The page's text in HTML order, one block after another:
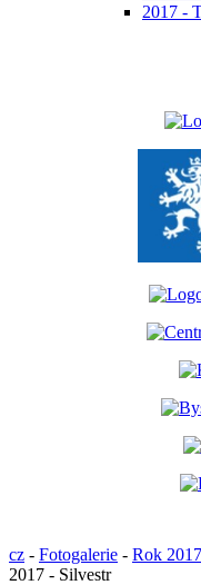
2017 -
cz - Fotogalerie - Rok 2017
2017 - Silvestr